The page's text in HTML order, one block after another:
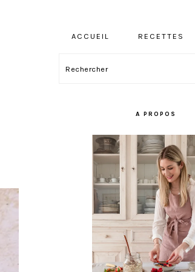
ACCUEIL RECETTES
Rechercher
A PROPOS